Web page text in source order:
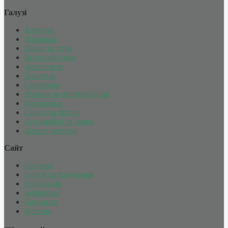
Галузі
Харчова
Упаковка
Папір та друк
Інтралогістика
Аеропорти
Текстиль
Сировина
Різання та штампування
Переробка
Спорт та фітнес
Автомобілі та шини
Більше галузей
Сайт
Головна
Галузі застосування
Продукція
Бібліотека
Контакти
Новини